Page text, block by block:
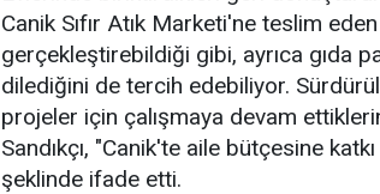
Canik Sıfır Atık Marketi'ne teslim
gerçekleştirebildiği gibi, ayrıca gıda
dilediğini de tercih edebiliyor.
projeler için çalışmaya devam
Sandıkçı, "Canik'te aile bütçesine
şeklinde ifade etti.